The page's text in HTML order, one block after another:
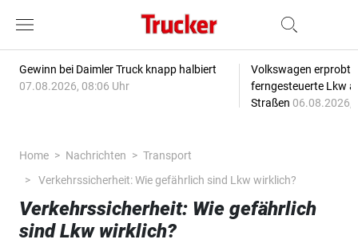
Gewinn bei Daimler Truck knapp halbiert
07.08.2026, 08:06 Uhr
Volkswagen erprobt
ferngesteuerte Lkw
Straßen 06.08.2026,
Home Nachrichten
Transport
Verkehrssicherheit: Wie gefährlich sind Lkw wirklich?
Verkehrssicherheit: Wie gefährlich
sind Lkw wirklich?